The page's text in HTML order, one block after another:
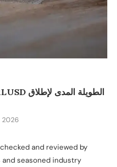
2026
and reviewed by
seasoned industry